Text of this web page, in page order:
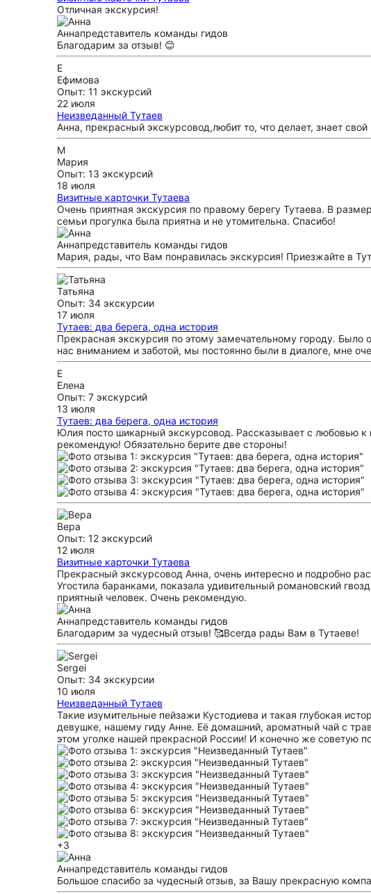
Отличная экскурсия!
Аннапредставитель команды гидов
Благодарим за отзыв! 😊
Е
Ефимова
Опыт: 11 экскурсий
22 июля
Неизведанный Тутаев
Анна, прекрасный экскурсовод,любит то, что делает, знает
М
Мария
Опыт: 13 экскурсий
18 июля
Визитные карточки Тутаева
Очень приятная экскурсия по правому берегу Тутаева. В
семьи прогулка была приятна и не утомительна. Спасибо!
Аннапредставитель команды гидов
Мария, рады, что Вам понравилась экскурсия! Приезжайте в
Татьяна
Опыт: 34 экскурсии
17 июля
Тутаев: два берега, одна история
Прекрасная экскурсия по этому замечательному городу.
нас вниманием и заботой, мы постоянно были в диалоге, мне
Е
Елена
Опыт: 7 экскурсий
13 июля
Тутаев: два берега, одна история
Юлия посто шикарный экскурсовод. Рассказывает с любовью
рекомендую! Обязательно берите две стороны!
Вера
Опыт: 12 экскурсий
12 июля
Визитные карточки Тутаева
Прекрасный экскурсовод Анна, очень интересно и подробно
Угостила баранками, показала удивительный романовский
приятный человек. Очень рекомендую.
Аннапредставитель команды гидов
Благодарим за чудесный отзыв! 🥰Всегда рады Вам в Тутаеве!
Sergei
Опыт: 34 экскурсии
10 июля
Неизведанный Тутаев
Такие изумительные пейзажи Кустодиева и такая глубокая
девушке, нашему гиду Анне. Её домашний, ароматный чай с
этом уголке нашей прекрасной России! И конечно же советую
+3
Аннапредставитель команды гидов
Большое спасибо за чудесный отзыв, за Вашу прекрасную